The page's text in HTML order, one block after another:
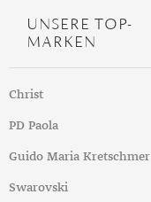
UNSERE TOP-
MARKEN
Christ
PD Paola
Guido Maria Kretschmer
Swarovski